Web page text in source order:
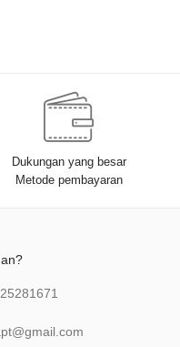
Dukungan yang besar
Metode pembayaran